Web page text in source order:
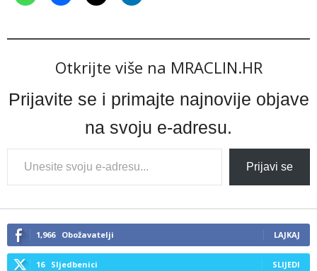
Otkrijte više na MRACLIN.HR
Prijavite se i primajte najnovije objave
na svoju e-adresu.
Type
your
email…
Prijavi se
1,966 Obožavatelji LAJKAJ
16 Sljedbenici SLIJEDI